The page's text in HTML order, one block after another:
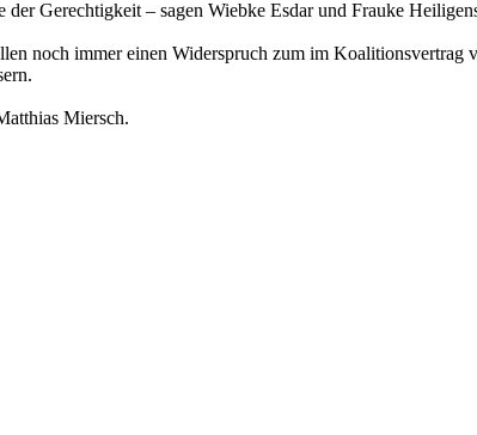
Gerechtigkeit – sagen Wiebke Esdar und Frauke
noch immer einen Widerspruch zum im Koalitionsvertrag
Miersch.